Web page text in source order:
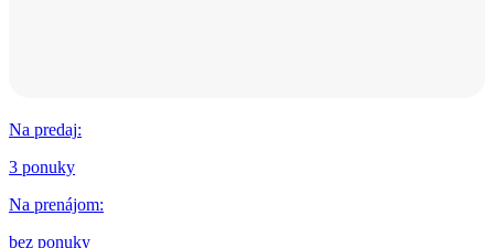
Na predaj:
3 ponuky
Na prenájom:
bez ponuky